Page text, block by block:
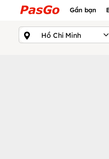
Gần bạn